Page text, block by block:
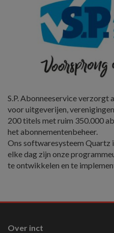
S.P. Abonneeservice verzorgt
voor uitgeverijen,
200 titels met ruim 350.000
het abonnementenbeheer.
Ons softwaresysteem Quartz
elke dag zijn onze
te ontwikkelen en te
Over inct